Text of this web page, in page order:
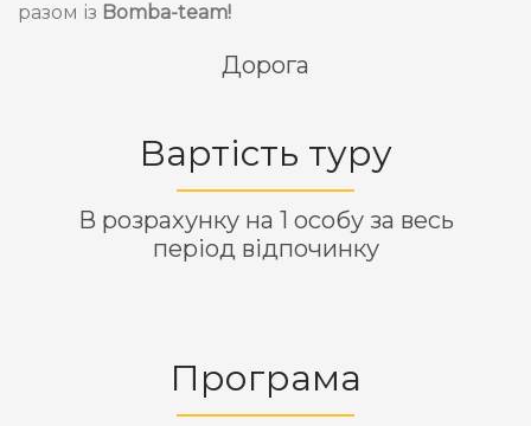
разом із Bomba-team!
Дорога
Вартість туру
В розрахунку на 1 особу за весь
період відпочинку
Програма